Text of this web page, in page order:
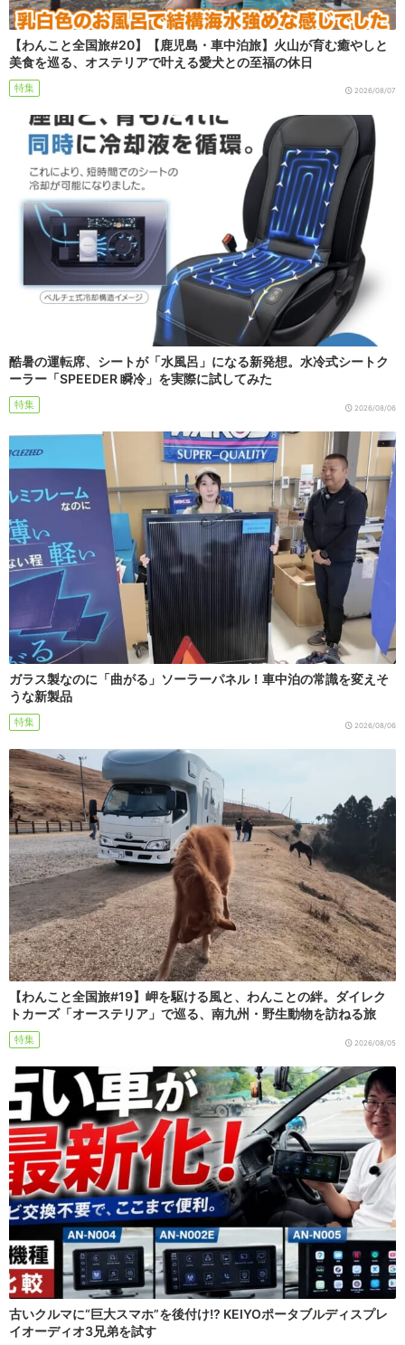
【わんこと全国旅#20】【鹿児島・車中泊旅】火山が育む癒やしと
美食を巡る、オステリアで叶える愛犬との至福の休日
特集 2026/08/07
酷暑の運転席、シートが「水風呂」になる新発想。水冷式シートク
ーラー「SPEEDER 瞬冷」を実際に試してみた
特集 2026/08/06
ガラス製なのに「曲がる」ソーラーパネル！車中泊の常識を変えそ
うな新製品
特集 2026/08/06
【わんこと全国旅#19】岬を駆ける風と、わんことの絆。ダイレク
トカーズ「オーステリア」で巡る、南九州・野生動物を訪ねる旅
特集 2026/08/05
古いクルマに“巨大スマホ”を後付け!? KEIYOポータブルディスプレ
イオーディオ3兄弟を試す